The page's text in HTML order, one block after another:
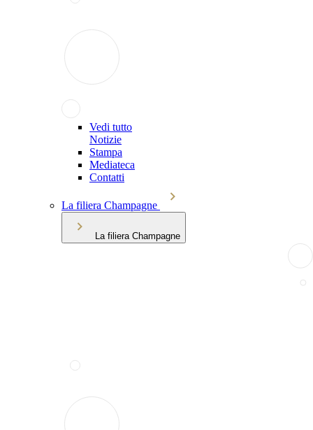
Vedi tutto
Notizie
Stampa
Mediateca
Contatti
La filiera Champagne
La filiera Champagne